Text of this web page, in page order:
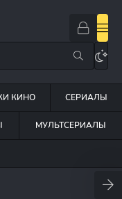
КИНО СЕРИАЛЫ
МУЛЬТСЕРИАЛЫ